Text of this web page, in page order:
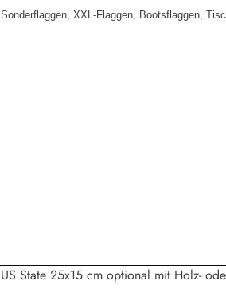
XXL-Flaggen, Bootsflaggen,